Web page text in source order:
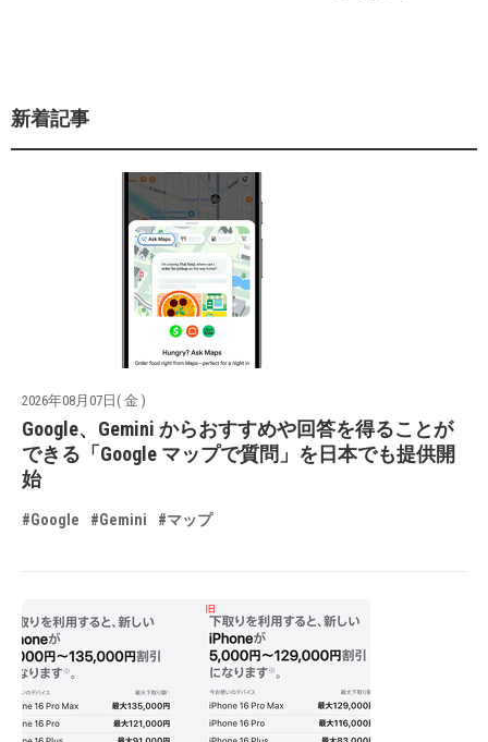
新着記事
2026年08月07日( 金 )
Google、Gemini からおすすめや回答を得ることが
できる「Google マップで質問」を日本でも提供開
始
#Google #Gemini #マップ